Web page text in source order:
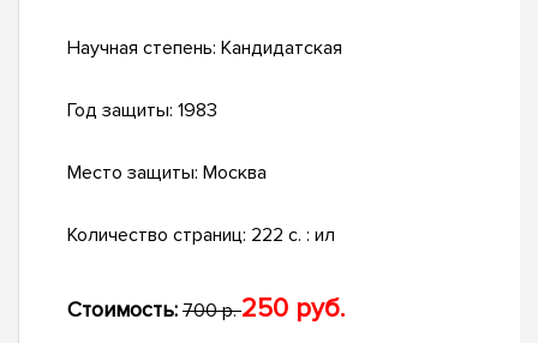
Научная степень: Кандидатская
Год защиты: 1983
Место защиты: Москва
Количество страниц: 222 c. : ил
Стоимость: 700 р.250 руб.